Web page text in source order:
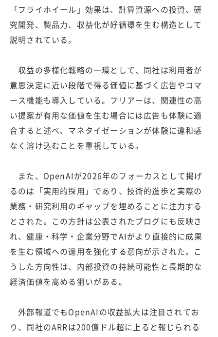
「フライホイール」効果は、計算資源への投資、研
究開発、製品力、収益化が好循環を生む構造として
説明されている。
収益の多様化戦略の一環として、同社は利用者が
意思決定に近い段階で得る価値に基づく広告やコマ
ース機能も導入している。フリアーは、関連性の高
い提案が有用な価値を生む場合には広告も体験に適
合すると述べ、マネタイゼーションが体験に違和感
なく溶け込むことを重視している。
また、OpenAIが2026年のフォーカスとして掲げ
るのは「実用的採用」であり、技術的進歩と実際の
業務・研究利用のギャップを埋めることに注力する
とされた。この方針は公表されたブログにも反映さ
れ、健康・科学・企業分野でAIがより直接的に成果
を生む領域への適用を強化する意向が示された。こ
うした方向性は、内部投資の持続可能性と長期的な
経済価値を高める狙いがある。
外部報道でもOpenAIの収益拡大は注目されてお
り、同社のARRは200億ドル超に上ると報じられる